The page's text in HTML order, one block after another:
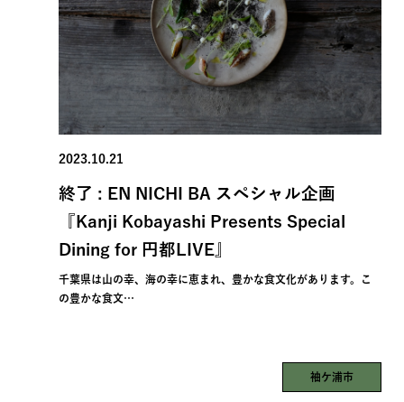
2023.10.21
終了 : EN NICHI BA スペシャル企画
『Kanji Kobayashi Presents Special
Dining for 円都LIVE』
千葉県は⼭の幸、海の幸に恵まれ、豊かな⾷⽂化があります。こ
の豊かな⾷⽂…
袖ケ浦市